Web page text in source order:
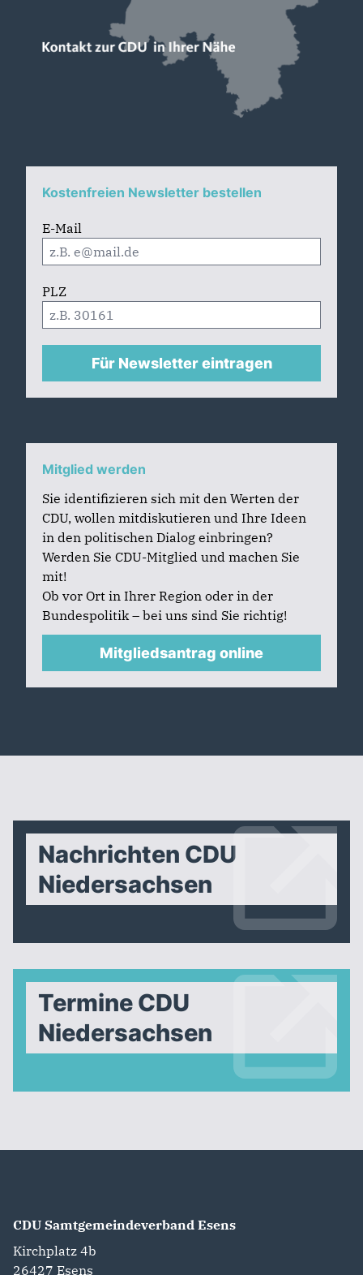
Kostenfreien Newsletter bestellen
E-Mail
PLZ
Für Newsletter eintragen
Mitglied werden
Sie identifizieren sich mit den Werten der
CDU, wollen mitdiskutieren und Ihre Ideen
in den politischen Dialog einbringen?
Werden Sie CDU-Mitglied und machen Sie
mit!
Ob vor Ort in Ihrer Region oder in der
Bundespolitik – bei uns sind Sie richtig!
Mitgliedsantrag online
Nachrichten CDU
Niedersachsen
Termine CDU
Niedersachsen
CDU Samtgemeindeverband Esens
Kirchplatz 4b
26427 Esens